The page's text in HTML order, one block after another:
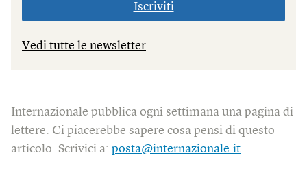
Iscriviti
Vedi tutte le newsletter
Internazionale pubblica ogni settimana una pagina di
lettere. Ci piacerebbe sapere cosa pensi di questo
articolo. Scrivici a: posta@internazionale.it